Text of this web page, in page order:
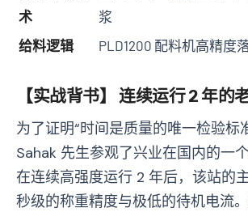
术
浆
给料逻辑
PLD1200 配料机高精度
【实战背书】 连续运行 2 年的
为了证明“时间是质量的唯一检验标
Sahak 先生参观了兴业在国内的一
在连续高强度运行 2 年后，该站的
秒级的称重精度与极低的待机电流